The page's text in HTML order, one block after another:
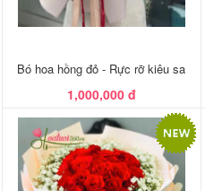
Bó hoa hồng đỏ - Rực rỡ kiêu sa
1,000,000 đ